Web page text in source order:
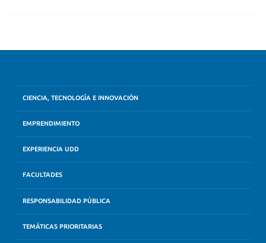
CIENCIA, TECNOLOGÍA E INNOVACIÓN
EMPRENDIMIENTO
EXPERIENCIA UDD
FACULTADES
RESPONSABILIDAD PÚBLICA
TEMÁTICAS PRIORITARIAS